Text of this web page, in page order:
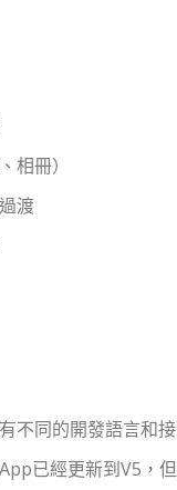
相冊）
渡
不同的開發語言和接
已經更新到V5，